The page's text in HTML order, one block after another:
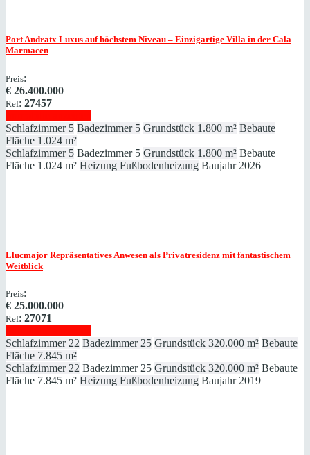
Port Andratx Luxus auf höchstem Niveau – Einzigartige Villa in der Cala
Marmacen
Preis:
€ 26.400.000
Ref: 27457
Schlafzimmer 5 Badezimmer 5 Grundstück 1.800 m² Bebaute
Fläche 1.024 m²
Schlafzimmer 5 Badezimmer 5 Grundstück 1.800 m² Bebaute
Fläche 1.024 m² Heizung Fußbodenheizung Baujahr 2026
Llucmajor Repräsentatives Anwesen als Privatresidenz mit fantastischem
Weitblick
Preis:
€ 25.000.000
Ref: 27071
Schlafzimmer 22 Badezimmer 25 Grundstück 320.000 m² Bebaute
Fläche 7.845 m²
Schlafzimmer 22 Badezimmer 25 Grundstück 320.000 m² Bebaute
Fläche 7.845 m² Heizung Fußbodenheizung Baujahr 2019